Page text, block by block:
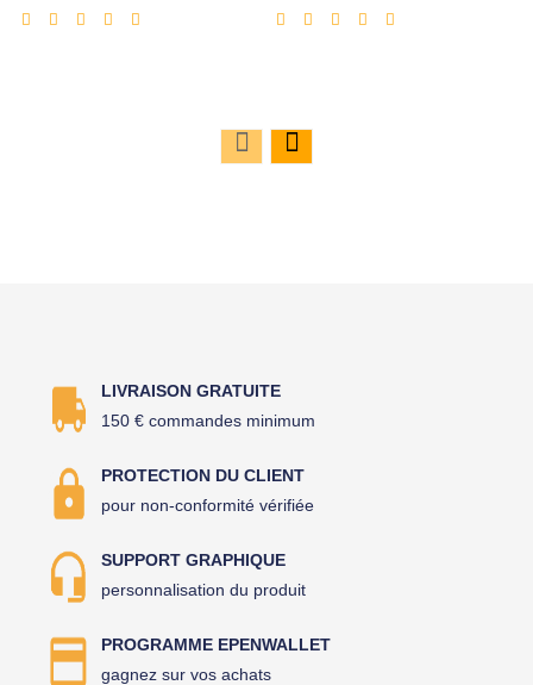
réduit
réduit
LIVRAISON GRATUITE
150 € commandes minimum
PROTECTION DU CLIENT
pour non-conformité vérifiée
SUPPORT GRAPHIQUE
personnalisation du produit
PROGRAMME EPENWALLET
gagnez sur vos achats